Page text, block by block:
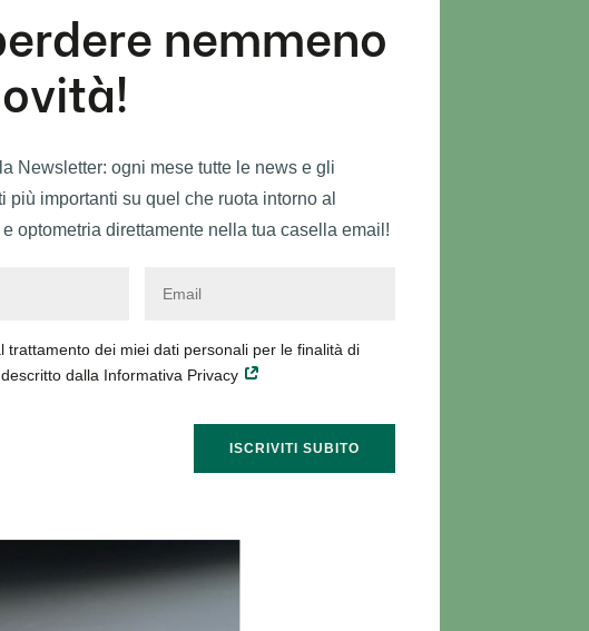
nemmeno
Newsletter: ogni mese tutte le news e gli
più importanti su quel che ruota intorno al
optometria direttamente nella tua casella email!
trattamento dei miei dati personali per le finalità di
dalla Informativa Privacy
ISCRIVITI SUBITO